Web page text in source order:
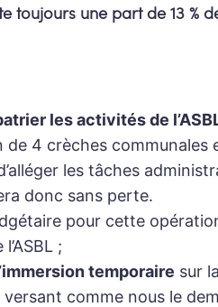
toujours une part de 13 %
les activités de
4 crèches
les tâches
donc sans perte.
pour cette
;
temporaire sur
comme nous le